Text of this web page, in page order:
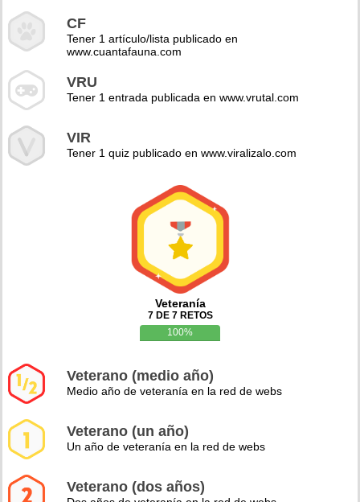
CF
Tener 1 artículo/lista publicado en
www.cuantafauna.com
VRU
Tener 1 entrada publicada en www.vrutal.com
VIR
Tener 1 quiz publicado en www.viralizalo.com
Veteranía
7 DE 7 RETOS
100%
Veterano (medio año)
Medio año de veteranía en la red de webs
Veterano (un año)
Un año de veteranía en la red de webs
Veterano (dos años)